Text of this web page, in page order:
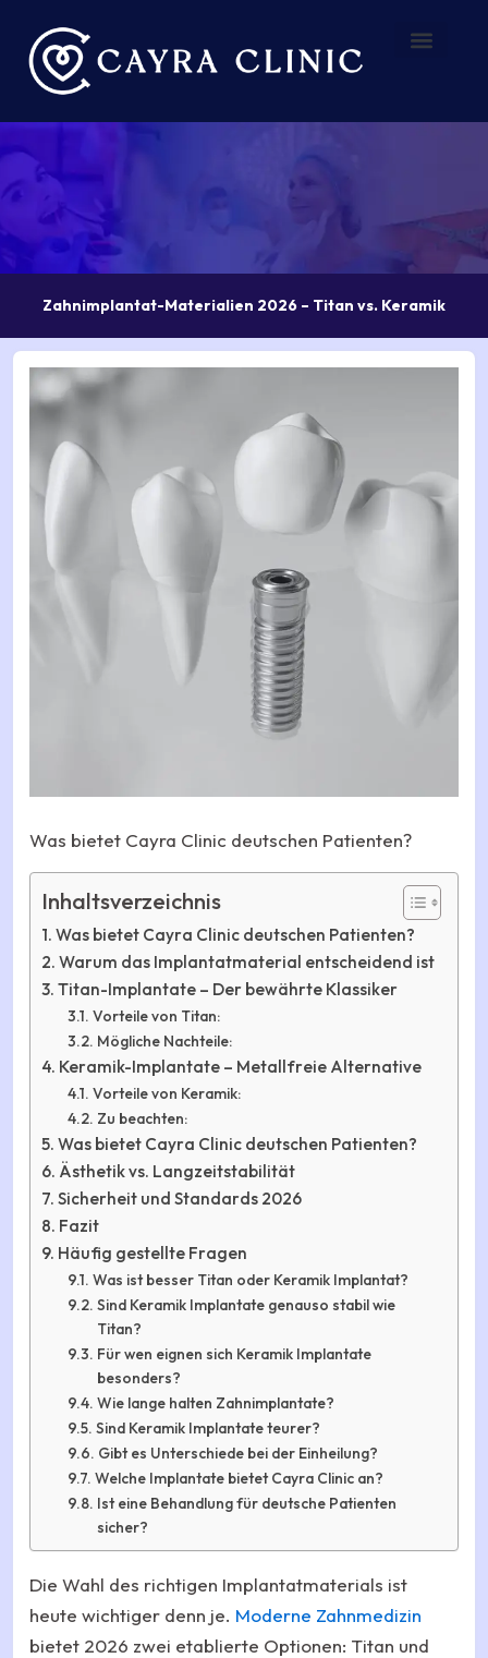
Inhalt
springen
Zahnimplantat-Materialien 2026 – Titan vs. Keramik
Was bietet Cayra Clinic deutschen Patienten?
Inhaltsverzeichnis
Was bietet Cayra Clinic deutschen Patienten?
Warum das Implantatmaterial entscheidend ist
Titan-Implantate – Der bewährte Klassiker
Vorteile von Titan:
Mögliche Nachteile:
Keramik-Implantate – Metallfreie Alternative
Vorteile von Keramik:
Zu beachten:
Was bietet Cayra Clinic deutschen Patienten?
Ästhetik vs. Langzeitstabilität
Sicherheit und Standards 2026
Fazit
Häufig gestellte Fragen
Was ist besser Titan oder Keramik Implantat?
Sind Keramik Implantate genauso stabil wie
Titan?
Für wen eignen sich Keramik Implantate
besonders?
Wie lange halten Zahnimplantate?
Sind Keramik Implantate teurer?
Gibt es Unterschiede bei der Einheilung?
Welche Implantate bietet Cayra Clinic an?
Ist eine Behandlung für deutsche Patienten
sicher?
Die Wahl des richtigen Implantatmaterials ist
heute wichtiger denn je. Moderne Zahnmedizin
bietet 2026 zwei etablierte Optionen: Titan und